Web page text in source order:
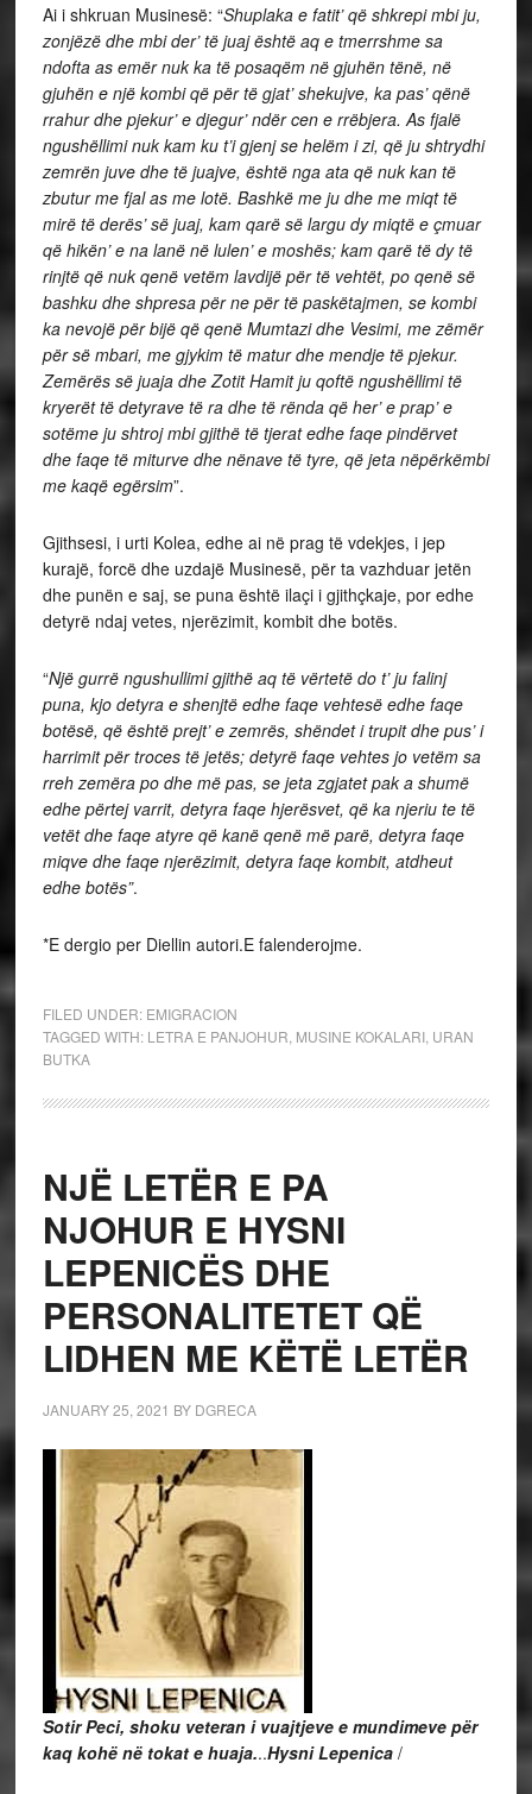
Ai i shkruan Musinesë: “Shuplaka e fatit’ që shkrepi mbi ju,
zonjëzë dhe mbi der’ të juaj është aq e tmerrshme sa
ndofta as emër nuk ka të posaqëm në gjuhën tënë, në
gjuhën e një kombi që për të gjat’ shekujve, ka pas’ qënë
rrahur dhe pjekur’ e djegur’ ndër cen e rrëbjera. As fjalë
ngushëllimi nuk kam ku t’i gjenj se helëm i zi, që ju shtrydhi
zemrën juve dhe të juajve, është nga ata që nuk kan të
zbutur me fjal as me lotë. Bashkë me ju dhe me miqt të
mirë të derës’ së juaj, kam qarë së largu dy miqtë e çmuar
që hikën’ e na lanë në lulen’ e moshës; kam qarë të dy të
rinjtë që nuk qenë vetëm lavdijë për të vehtët, po qenë së
bashku dhe shpresa për ne për të paskëtajmen, se kombi
ka nevojë për bijë që qenë Mumtazi dhe Vesimi, me zëmër
për së mbari, me gjykim të matur dhe mendje të pjekur.
Zemërës së juaja dhe Zotit Hamit ju qoftë ngushëllimi të
kryerët të detyrave të ra dhe të rënda që her’ e prap’ e
sotëme ju shtroj mbi gjithë të tjerat edhe faqe pindërvet
dhe faqe të miturve dhe nënave të tyre, që jeta nëpërkëmbi
me kaqë egërsim”.
Gjithsesi, i urti Kolea, edhe ai në prag të vdekjes, i jep
kurajë, forcë dhe uzdajë Musinesë, për ta vazhduar jetën
dhe punën e saj, se puna është ilaçi i gjithçkaje, por edhe
detyrë ndaj vetes, njerëzimit, kombit dhe botës.
“Një gurrë ngushullimi gjithë aq të vërtetë do t’ ju falinj
puna, kjo detyra e shenjtë edhe faqe vehtesë edhe faqe
botësë, që është prejt’ e zemrës, shëndet i trupit dhe pus’ i
harrimit për troces të jetës; detyrë faqe vehtes jo vetëm sa
rreh zemëra po dhe më pas, se jeta zgjatet pak a shumë
edhe përtej varrit, detyra faqe hjerësvet, që ka njeriu te të
vetët dhe faqe atyre që kanë qenë më parë, detyra faqe
miqve dhe faqe njerëzimit, detyra faqe kombit, atdheut
edhe botës”.
*E dergio per Diellin autori.E falenderojme.
FILED UNDER: EMIGRACION
TAGGED WITH: LETRA E PANJOHUR MUSINE KOKALARI, URAN
BUTKA
NJË LETËR E PA
NJOHUR E HYSNI
LEPENICËS DHE
PERSONALITETET QË
LIDHEN ME KËTË LETËR
JANUARY 25, 2021 BY DGRECA
Sotir Peci, shoku veteran i vuajtjeve e mundimeve për
kaq kohë në tokat e huaja...Hysni Lepenica /